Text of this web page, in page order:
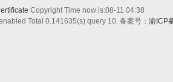
Copyright Time now is:08-11 04:38
Total 0.141635(s) query 10, 备案号： 渝ICP